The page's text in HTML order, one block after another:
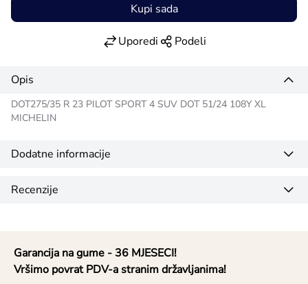
Kupi sada
Uporedi Podeli
Opis
DOT275/35 R 23 PILOT SPORT 4 SUV DOT 51/24 108Y XL
MICHELIN
Dodatne informacije
Recenzije
Garancija na gume - 36 MJESECI!
Vršimo povrat PDV-a stranim državljanima!